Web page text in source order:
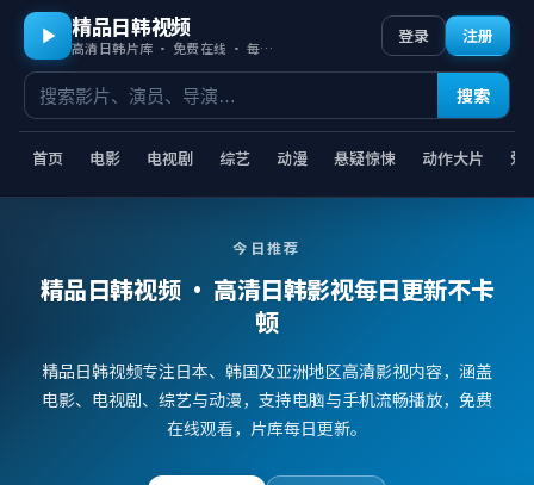
精品日韩视频
高清日韩片库 · 免费在线 · 每日更新
首页 电影 电视剧 综艺 动漫 悬疑惊悚 动作大片 爱
搜索
登录 注册
今日推荐
精品日韩视频· 高清日韩影视每日更新不卡
顿
精品日韩视频专注日本、韩国及亚洲地区高清影视内容，涵盖
电影、电视剧、综艺与动漫，支持电脑与手机流畅播放，免费
在线观看，片库每日更新。